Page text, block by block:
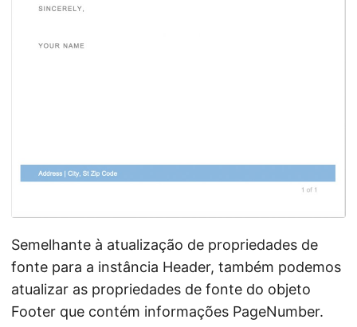
Semelhante à atualização de propriedades de
fonte para a instância Header, também podemos
atualizar as propriedades de fonte do objeto
Footer que contém informações PageNumber.